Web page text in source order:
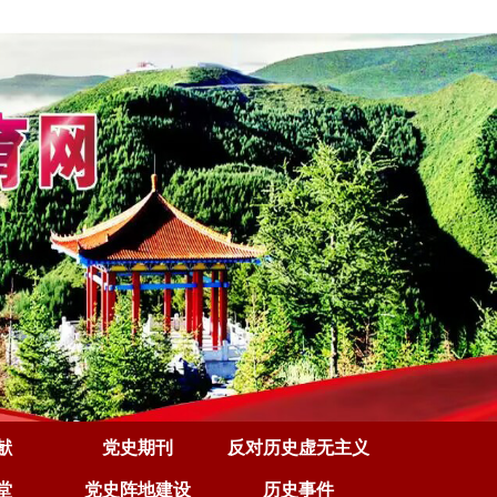
党史期刊 反对历史虚无主义
党史阵地建设 历史事件